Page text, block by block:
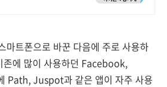
마트폰으로 바꾼 다음에 주로 사용하
존에 많이 사용하던 Facebook,
Path, Juspot과 같은 앱이 자주 사용